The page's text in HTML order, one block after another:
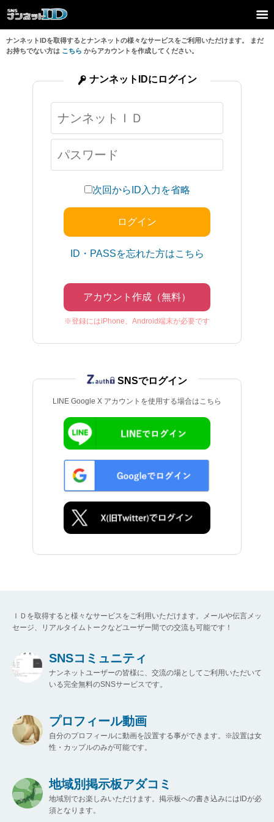
ナンネットIDを取得するとナンネットの様々なサービスをご利用いただけます。 まだ
お持ちでない方は こちら からアカウントを作成してください。
次回からID入力を省略
ID・PASSを忘れた方はこちら
アカウント作成（無料）
※登録にはiPhone、Android端末が必要です
ナンネットIDにログイン
LINE Google X アカウントを使用する場合はこちら
SNSでログイン
ＩＤを取得すると様々なサービスをご利用いただけます。メールや伝言メッ
セージ、リアルタイムトークなどユーザー間での交流も可能です！
SNSコミュニティ
ナンネットユーザーの皆様に、交流の場としてご利用いただいて
いる完全無料のSNSサービスです。
プロフィール動画
自分のプロフィールに動画を設置する事ができます。※設置は女
性・カップルのみが可能です。
地域別掲示板アダコミ
地域別でお楽しみいただけます。掲示板への書き込みにはIDが必
須となります。